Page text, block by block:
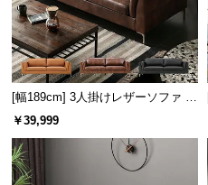
ブ
ロ
グ
企
業
情
[幅189cm] 3人掛けレザーソファ モ
ダン ヴィンテージ スクエアフォル
￥39,999